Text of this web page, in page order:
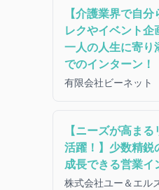
【介護業界で自分
レクやイベント
一人の人生に寄り
でのインターン！
有限会社ビーネット
【ニーズが高ま
活躍！】少数精鋭
成長できる営業イ
株式会社ユー＆エル